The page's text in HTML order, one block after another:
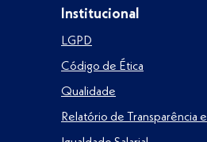
Institucional
LGPD
Código de Ética
Qualidade
Relatório de Transparência e